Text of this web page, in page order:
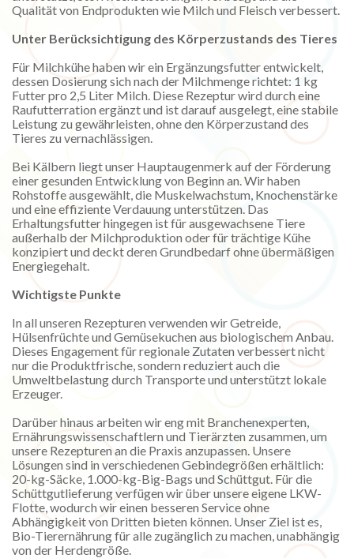
Qualität von Endprodukten wie Milch und Fleisch verbessert.
Unter Berücksichtigung des Körperzustands des Tieres
Für Milchkühe haben wir ein Ergänzungsfutter entwickelt,
dessen Dosierung sich nach der Milchmenge richtet: 1 kg
Futter pro 2,5 Liter Milch. Diese Rezeptur wird durch eine
Raufutterration ergänzt und ist darauf ausgelegt, eine stabile
Leistung zu gewährleisten, ohne den Körperzustand des
Tieres zu vernachlässigen.
Bei Kälbern liegt unser Hauptaugenmerk auf der Förderung
einer gesunden Entwicklung von Beginn an. Wir haben
Rohstoffe ausgewählt, die Muskelwachstum, Knochenstärke
und eine effiziente Verdauung unterstützen. Das
Erhaltungsfutter hingegen ist für ausgewachsene Tiere
außerhalb der Milchproduktion oder für trächtige Kühe
konzipiert und deckt deren Grundbedarf ohne übermäßigen
Energiegehalt.
Wichtigste Punkte
In all unseren Rezepturen verwenden wir Getreide,
Hülsenfrüchte und Gemüsekuchen aus biologischem Anbau.
Dieses Engagement für regionale Zutaten verbessert nicht
nur die Produktfrische, sondern reduziert auch die
Umweltbelastung durch Transporte und unterstützt lokale
Erzeuger.
Darüber hinaus arbeiten wir eng mit Branchenexperten,
Ernährungswissenschaftlern und Tierärzten zusammen, um
unsere Rezepturen an die Praxis anzupassen. Unsere
Lösungen sind in verschiedenen Gebindegrößen erhältlich:
20-kg-Säcke, 1.000-kg-Big-Bags und Schüttgut. Für die
Schüttgutlieferung verfügen wir über unsere eigene LKW-
Flotte, wodurch wir einen besseren Service ohne
Abhängigkeit von Dritten bieten können. Unser Ziel ist es,
Bio-Tierernährung für alle zugänglich zu machen, unabhängig
von der Herdengröße.